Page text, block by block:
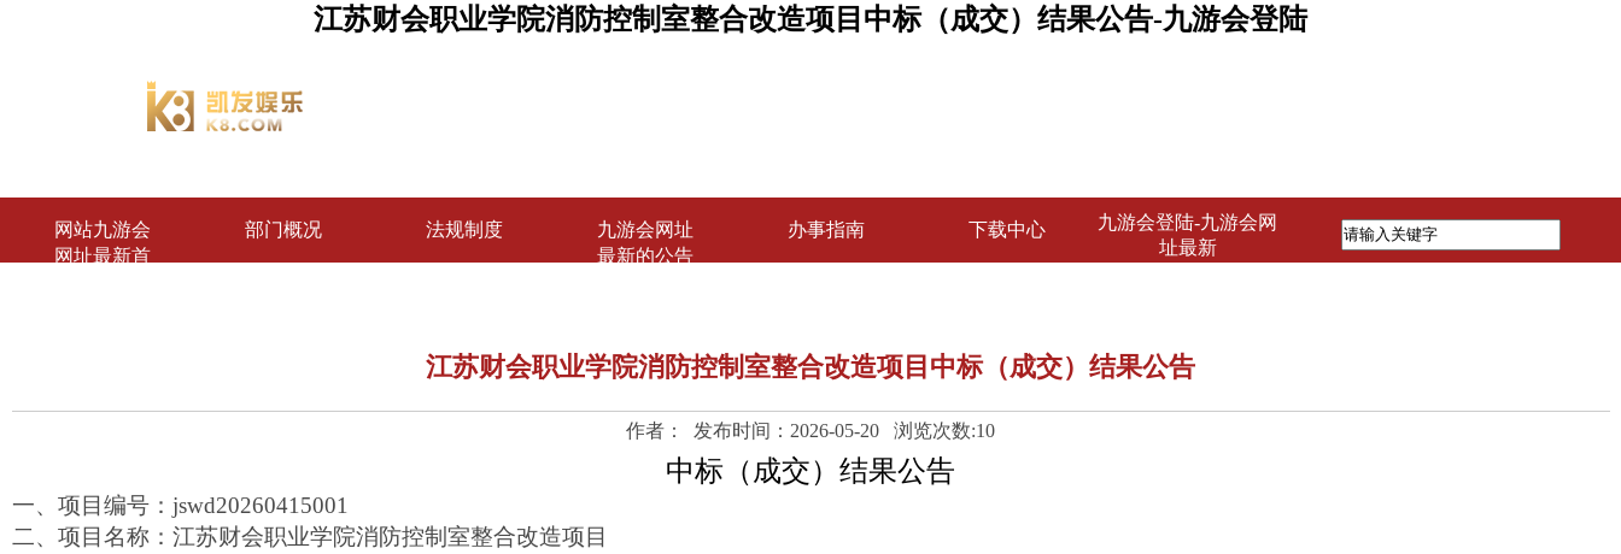
江苏财会职业学院消防控制室整合改造项目中标（成交）结果公告-九游会登陆
网站九游会
网址最新首
部门概况 法规制度
九游会网址
最新的公告
办事指南 下载中心
九游会登陆-九游会网
址最新
江苏财会职业学院消防控制室整合改造项目中标（成交）结果公告
作者： 发布时间：2026-05-20 浏览次数:10
中标（成交）结果公告
一、项目编号： jswd20260415001
二、项目名称： 江苏财会职业学院消防控制室整合改造项目